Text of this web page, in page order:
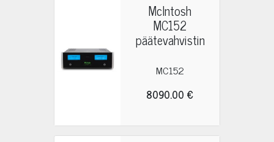
McIntosh
MC152
päätevahvistin
MC152
8090.00 €